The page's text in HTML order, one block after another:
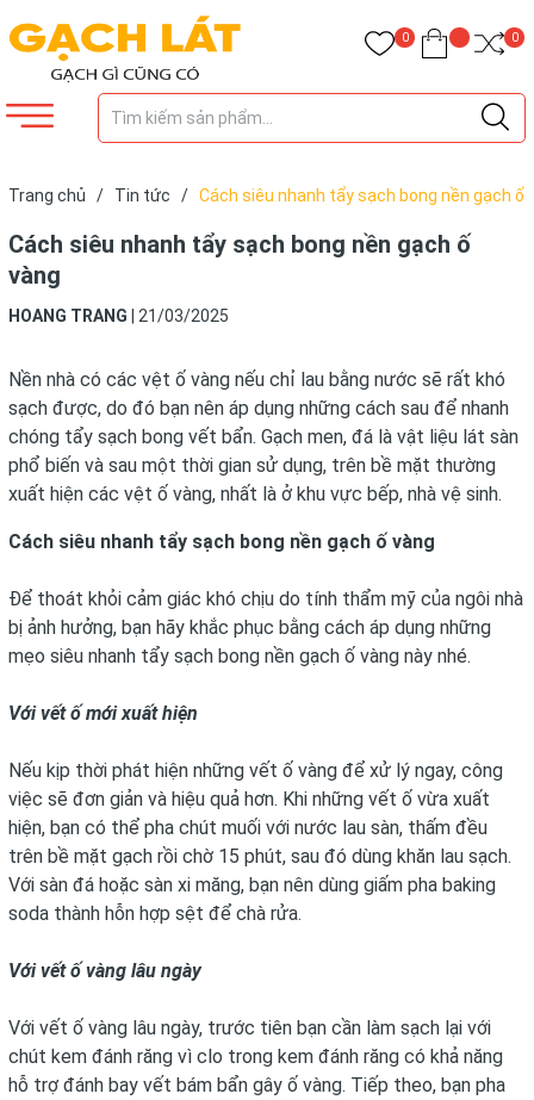
0 0
Trang chủ / Tin tức / Cách siêu nhanh tẩy sạch bong nền gạch ố
Cách siêu nhanh tẩy sạch bong nền gạch ố
vàng
HOANG TRANG 21/03/2025
Nền nhà có các vệt ố vàng nếu chỉ lau bằng nước sẽ rất khó
sạch được, do đó bạn nên áp dụng những cách sau để nhanh
chóng tẩy sạch bong vết bẩn. Gạch men, đá là vật liệu lát sàn
phổ biến và sau một thời gian sử dụng, trên bề mặt thường
xuất hiện các vệt ố vàng, nhất là ở khu vực bếp, nhà vệ sinh.
Cách siêu nhanh tẩy sạch bong nền gạch ố vàng
Để thoát khỏi cảm giác khó chịu do tính thẩm mỹ của ngôi nhà
bị ảnh hưởng, bạn hãy khắc phục bằng cách áp dụng những
mẹo siêu nhanh tẩy sạch bong nền gạch ố vàng này nhé.
Với vết ố mới xuất hiện
Nếu kịp thời phát hiện những vết ố vàng để xử lý ngay, công
việc sẽ đơn giản và hiệu quả hơn. Khi những vết ố vừa xuất
hiện, bạn có thể pha chút muối với nước lau sàn, thấm đều
trên bề mặt gạch rồi chờ 15 phút, sau đó dùng khăn lau sạch.
Với sàn đá hoặc sàn xi măng, bạn nên dùng giấm pha baking
soda thành hỗn hợp sệt để chà rửa.
Với vết ố vàng lâu ngày
Với vết ố vàng lâu ngày, trước tiên bạn cần làm sạch lại với
chút kem đánh răng vì clo trong kem đánh răng có khả năng
hỗ trợ đánh bay vết bám bẩn gây ố vàng. Tiếp theo, bạn pha